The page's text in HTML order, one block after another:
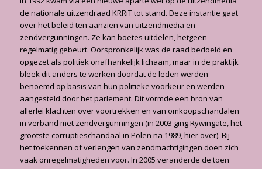
de nationale uitzendraad KRRiT tot stand. Deze instantie gaat
over het beleid ten aanzien van uitzendmedia en
zendvergunningen. Ze kan boetes uitdelen, hetgeen
regelmatig gebeurt. Oorspronkelijk was de raad bedoeld en
opgezet als politiek onafhankelijk lichaam, maar in de praktijk
bleek dit anders te werken doordat de leden werden
benoemd op basis van hun politieke voorkeur en werden
aangesteld door het parlement. Dit vormde een bron van
allerlei klachten over voortrekken en van omkoopschandalen
in verband met zendvergunningen (in 2003 ging Rywingate, het
grootste corruptieschandaal in Polen na 1989, hier over). Bij
het toekennen of verlengen van zendmachtigingen doen zich
vaak onregelmatigheden voor. In 2005 veranderde de toen